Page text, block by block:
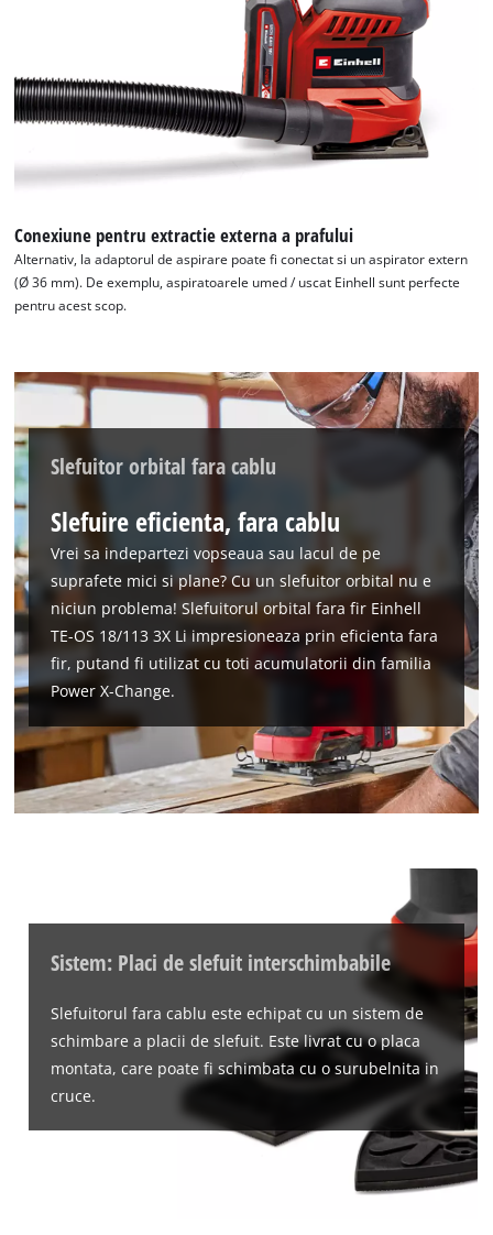
Avem nevoie de acordul dvs. pentru a
incarca serviciul Google Maps!
This content is not permitted to load due
the site with their CMP to add this content
to the list of technologies used.
Powered byUsercentrics Consent
Conexiune pentru extractie externa a prafului
Alternativ, la adaptorul de aspirare poate fi conectat si un aspirator extern
(Ø 36 mm). De exemplu, aspiratoarele umed / uscat Einhell sunt perfecte
pentru acest scop.
Slefuitor orbital fara cablu
Slefuire eficienta, fara cablu
Vrei sa indepartezi vopseaua sau lacul de pe
suprafete mici si plane? Cu un slefuitor orbital nu e
niciun problema! Slefuitorul orbital fara fir Einhell
TE-OS 18/113 3X Li impresioneaza prin eficienta fara
fir, putand fi utilizat cu toti acumulatorii din familia
Power X-Change.
Sistem: Placi de slefuit interschimbabile
Slefuitorul fara cablu este echipat cu un sistem de
schimbare a placii de slefuit. Este livrat cu o placa
montata, care poate fi schimbata cu o surubelnita in
cruce.